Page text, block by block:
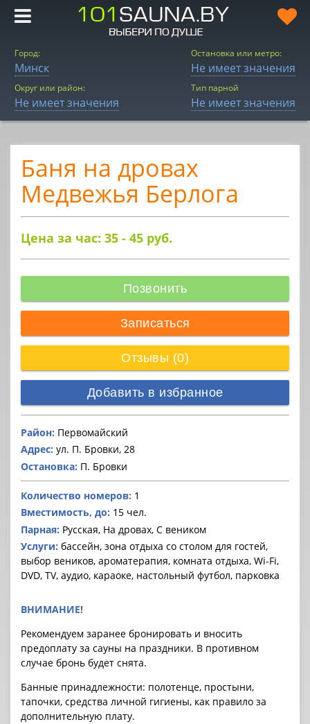
Город:
Минск
Округ или район:
Не имеет значения
Остановка или метро:
Не имеет значения
Тип парной
Не имеет значения
Баня на дровах
Медвежья Берлога
Цена за час: 35 - 45 руб.
Позвонить
Записаться
Отзывы (0)
Добавить в избранное
Район: Первомайский
Адрес: ул. П. Бровки, 28
Остановка: П. Бровки
Количество номеров: 1
Вместимость, до: 15 чел.
Парная: Русская, На дровах, С веником
Услуги: бассейн, зона отдыха со столом для гостей,
выбор веников, ароматерапия, комната отдыха, Wi-Fi,
DVD, TV, аудио, караоке, настольный футбол, парковка
ВНИМАНИЕ!
Рекомендуем заранее бронировать и вносить
предоплату за cауны на праздники. В противном
случае бронь будет снята.
Банные принадлежности: полотенце, простыни,
тапочки, средства личной гигиены, как правило за
дополнительную плату.